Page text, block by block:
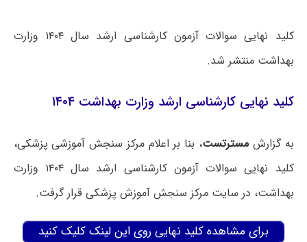
کلید نهایی سوالات آزمون کارشناسی ارشد سال ۱۴۰۴ وزارت
بهداشت منتشر شد.
کلید نهایی کارشناسی ارشد وزارت بهداشت ۱۴۰۴
به گزارشمسترتست، بنا بر اعلام مرکز سنجش آموزشی پزشکی،
کلید نهایی سوالات آزمون کارشناسی ارشد سال ۱۴۰۴ وزارت
بهداشت، در سایت مرکز سنجش آموزش پزشکی قرار گرفت.
برای مشاهده کلید نهایی روی این لینک کلیک کنید